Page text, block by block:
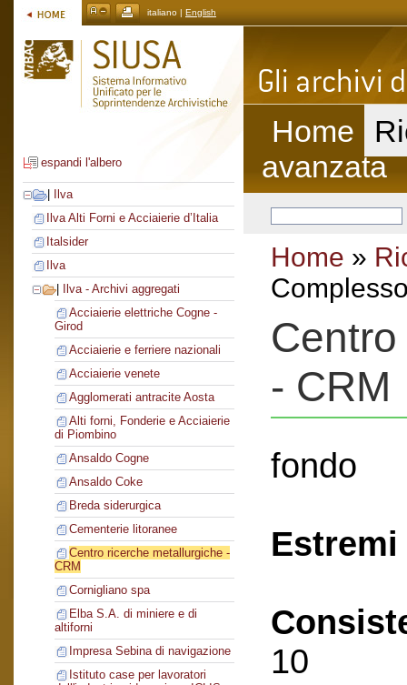
italiano | English
espandi l'albero
Ilva
Ilva Alti Forni e Acciaierie d’Italia
Italsider
Ilva
Ilva - Archivi aggregati
Acciaierie elettriche Cogne -
Girod
Acciaierie e ferriere nazionali
Acciaierie venete
Agglomerati antracite Aosta
Alti forni, Fonderie e Acciaierie
di Piombino
Ansaldo Cogne
Ansaldo Coke
Breda siderurgica
Cementerie litoranee
Centro ricerche metallurgiche -
CRM
Cornigliano spa
Elba S.A. di miniere e di
altiforni
Impresa Sebina di navigazione
Istituto case per lavoratori
Home
avanzata
Home »
- CRM
fondo
10